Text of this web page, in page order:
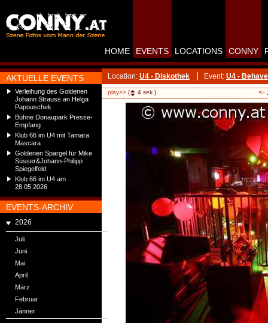
AKTUELLE EVENTS
Verleihung des Goldenen
Johann Strauss an Helga
Papouschek
Bühne Donaupark Presse-
Empfang
Klub 66 im U4 mit Tamara
Mascara
Goldenen Spargel für Mike
Süsser&Johann-Philipp
Spiegelfeld
Klub 66 im U4 am
28.05.2026
EVENTS-ARCHIV
2026
Juli
Juni
Mai
April
März
Februar
Jänner
HOME EVENTS LOCATIONS CONNY
Location: U4 - Diskothek Event: U4 -
play>> ( 4 sek.) <-